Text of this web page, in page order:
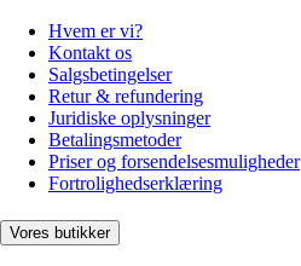
Hvem er vi?
Kontakt os
Salgsbetingelser
Retur & refundering
Juridiske oplysninger
Betalingsmetoder
Priser og forsendelsesmuligheder
Fortrolighedserklæring
Vores butikker